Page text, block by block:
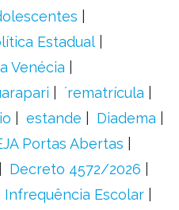
Estadual
Venécia
´rematrícula
estande
Diadema
Portas Abertas
Decreto 4572/2026
Escolar